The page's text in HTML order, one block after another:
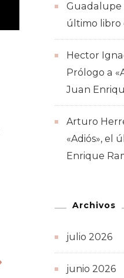
Guadalupe
último libro
Hector
Prólogo a
Juan
Arturo
«Adiós», el
Enrique
Archivos
julio 2026
junio 2026